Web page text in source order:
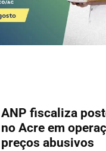
ANP fiscaliza
no Acre em
preços abusivos